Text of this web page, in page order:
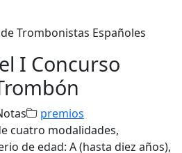
Trombonistas Españoles
I Concurso
premios
cuatro modalidades,
de edad: A (hasta diez años),